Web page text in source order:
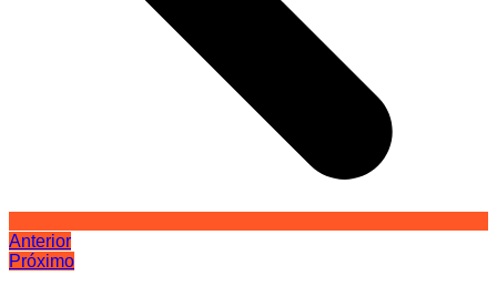
Anterior
Próximo